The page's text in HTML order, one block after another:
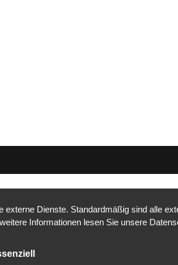
Dienste. Standardmäßig sind alle
Informationen lesen Sie unsere